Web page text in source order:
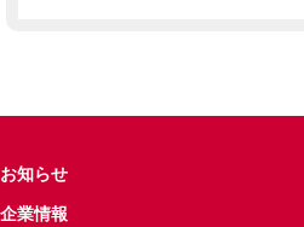
お知らせ
企業情報